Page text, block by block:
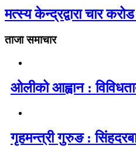
मत्स्य केन्द्रद्वारा चार
ताजा समाचार
ओलीको आह्वान :
गृहमन्त्री गुरुङ :